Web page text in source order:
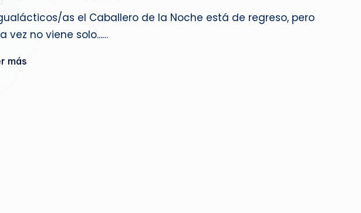
as el Caballero de la Noche está de regreso, pero
vez no viene solo...…
más